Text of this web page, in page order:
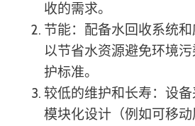
收的需求。
节能：配备水回收系统
以节省水资源避免环境
护标准。
较低的维护和长寿：设
模块化设计（例如可移